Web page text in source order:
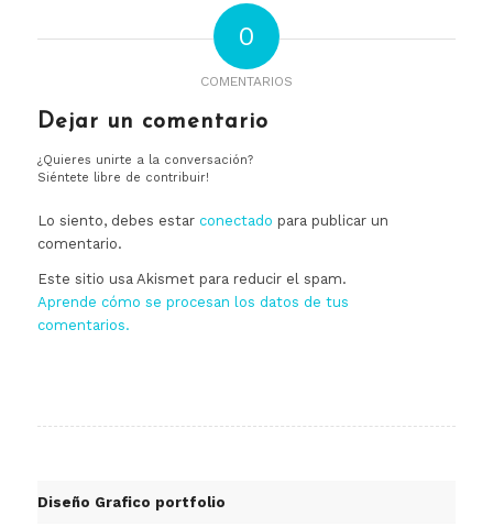
0
COMENTARIOS
Dejar un comentario
¿Quieres unirte a la conversación?
Siéntete libre de contribuir!
Lo siento, debes estar conectado para publicar un
comentario.
Este sitio usa Akismet para reducir el spam.
Aprende cómo se procesan los datos de tus
comentarios.
Diseño Grafico portfolio